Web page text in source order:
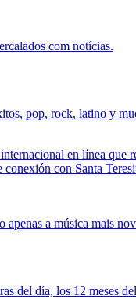
com notícias.
pop, rock, latino y
en línea que
con Santa
a música mais
del día, los 12 meses